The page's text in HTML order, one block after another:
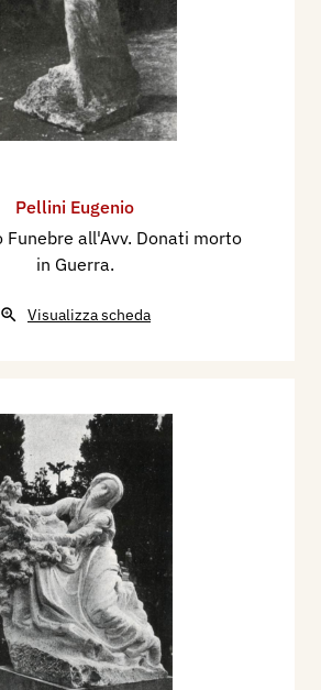
Pellini Eugenio
Funebre all'Avv. Donati morto
in Guerra.
Visualizza scheda